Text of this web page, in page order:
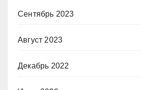
Сентябрь 2023
Август 2023
Декабрь 2022